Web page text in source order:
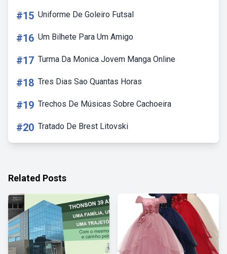
#15 Uniforme De Goleiro Futsal
#16 Um Bilhete Para Um Amigo
#17 Turma Da Monica Jovem Manga Online
#18 Tres Dias Sao Quantas Horas
#19 Trechos De Músicas Sobre Cachoeira
#20 Tratado De Brest Litovski
Related Posts